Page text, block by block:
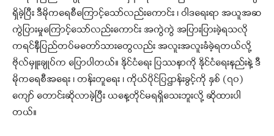
ရှိခဲ့ပြီး ဒီမိုကရေစီကြောင့်သော်လည်းကောင်း ၊ ဝါဒရေးရာ အယူအဆ
ကွဲပြားမှုကြောင့်သော်လည်းကောင်း အကွဲကွဲ အပြားပြားခဲ့ရသလို
ကရင်နီပြည်တပ်မတော်သားတွေလည်း အလူးအလူးခံခဲ့ရတယ်လို့
ဗိုလ်မှူးချုပ်က ပြောပါတယ်။ နိုင်ငံရေး ပြဿနာကို နိုင်ငံရေးနည်းနဲ့ ဒီ
မိုကရေစီအရေး ၊ တန်းတူရေး ၊ ကိုယ်ပိုင်ပြဌာန်းခွင့်ကို နှစ် (၇၀)
ကျော် တောင်းဆိုလာခဲ့ပြီး ယနေ့တိုင်မရရှိသေးဘူးလို့ ဆိုထားပါ
တယ်။